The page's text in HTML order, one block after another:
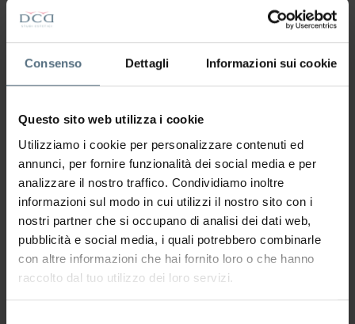
Consenso Dettagli Informazioni sui cookie
Questo sito web utilizza i cookie
Utilizziamo i cookie per personalizzare contenuti ed
annunci, per fornire funzionalità dei social media e per
analizzare il nostro traffico. Condividiamo inoltre
informazioni sul modo in cui utilizzi il nostro sito con i
nostri partner che si occupano di analisi dei dati web,
pubblicità e social media, i quali potrebbero combinarle
con altre informazioni che hai fornito loro o che hanno
raccolto dal tuo utilizzo dei loro servizi.
attivi permette di ottenere risultati concreti su
più fronti, intervenendo in modo efficace anche
la ritenzione.
Migliora la microcircolazione.
Contribuisce a ridurre l’aspetto della
pelle a buccia d’arancia.